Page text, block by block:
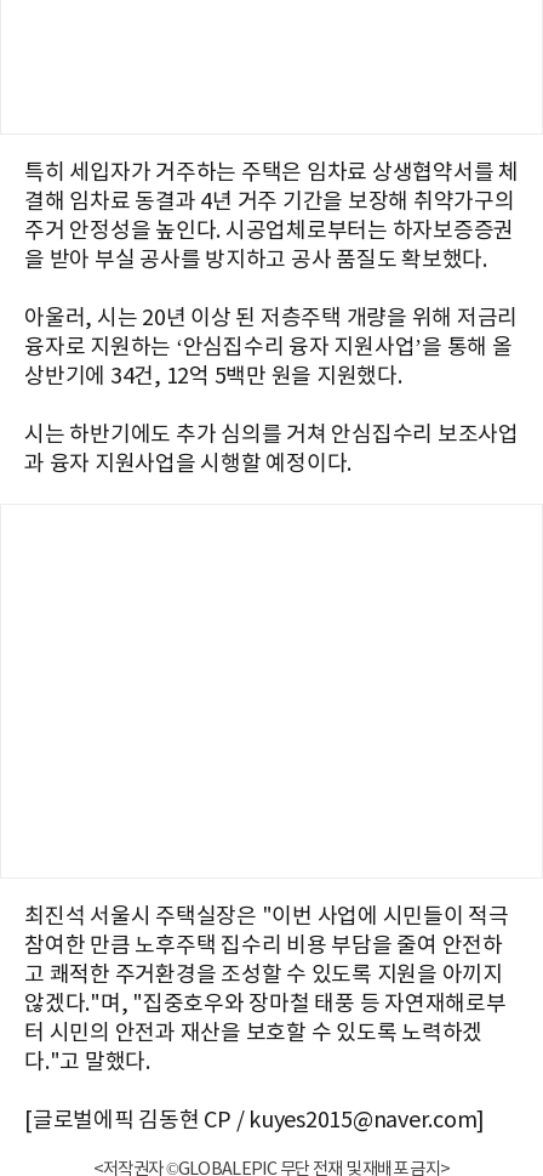
특히 세입자가 거주하는 주택은 임차료 상생협약서를 체
결해 임차료 동결과 4년 거주 기간을 보장해 취약가구의
주거 안정성을 높인다. 시공업체로부터는 하자보증증권
을 받아 부실 공사를 방지하고 공사 품질도 확보했다.
아울러, 시는 20년 이상 된 저층주택 개량을 위해 저금리
융자로 지원하는 ‘안심집수리 융자 지원사업’을 통해 올
상반기에 34건, 12억 5백만 원을 지원했다.
시는 하반기에도 추가 심의를 거쳐 안심집수리 보조사업
과 융자 지원사업을 시행할 예정이다.
최진석 서울시 주택실장은 "이번 사업에 시민들이 적극
참여한 만큼 노후주택 집수리 비용 부담을 줄여 안전하
고 쾌적한 주거환경을 조성할 수 있도록 지원을 아끼지
않겠다."며, "집중호우와 장마철 태풍 등 자연재해로부
터 시민의 안전과 재산을 보호할 수 있도록 노력하겠
다."고 말했다.
[글로벌에픽 김동현 CP / kuyes2015@naver.com]
<저작권자 ©GLOBALEPIC 무단 전재 및 재배포 금지>